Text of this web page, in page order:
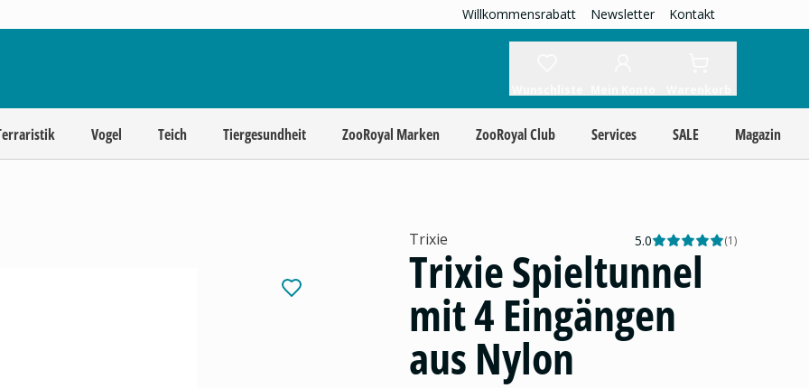
Willkommensrabatt Newsletter Kontakt
Vogel Teich Tiergesundheit ZooRoyal Marken ZooRoyal Club Services SALE Magazin
Trixie 5.0 (1)
Trixie Spieltunnel
mit 4 Eingängen
aus Nylon